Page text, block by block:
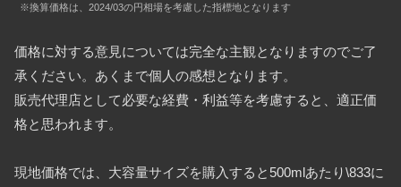
※換算価格は、2024/03の円相場を考慮した指標地となります
価格に対する意見については完全な主観となりますのでご了
承ください。あくまで個人の感想となります。
販売代理店として必要な経費・利益等を考慮すると、適正価
格と思われます。
現地価格では、大容量サイズを購入すると500mlあたり\833に